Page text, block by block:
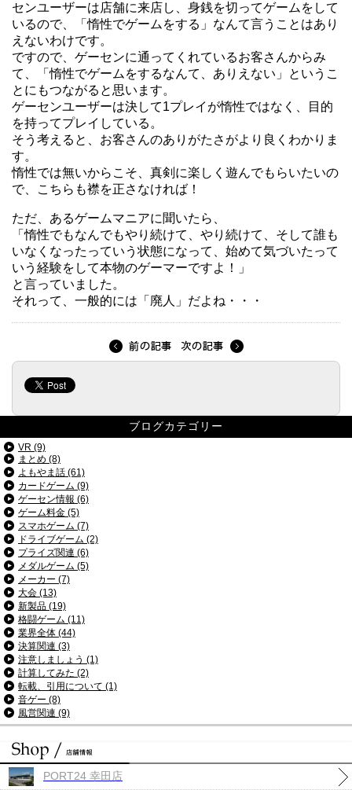
センユーザーは店舗に来店し、身銭を切ってゲームをして
いるので、「惰性でゲームをする」なんて言うことはあり
えないわけです。
ですので、ゲーセンに通ってくれているお客さんからみ
て、「惰性でゲームをするなんて、ありえない」というこ
とにもつながると思います。
ゲーセンユーザーは決して1プレイが惰性ではなく、目的
を持ってプレイしている。
そう考えると、お客さんのありがたさがより良くわかりま
す。
惰性では無いからこそ、真剣に楽しく遊んでもらいたいの
で、こちらも襟を正さなければ！
ただ、あるゲームマニアに聞いたら、
「惰性でもなんでもやり続けて、やり続けて、そして誰も
いなくなったっていう状態になって、始めて気づいたって
いう経験をして本物のゲーマーですよ！」
と言っていました。
それって、一般的には「廃人」だよね・・・
ブログカテゴリー
VR (9)
まとめ (8)
よもやま話 (61)
カードゲーム (9)
ゲーセン情報 (6)
ゲーム料金 (5)
スマホゲーム (7)
ドライブゲーム (2)
プライズ関連 (6)
メダルゲーム (5)
メーカー (7)
大会 (13)
新製品 (19)
格闘ゲーム (11)
業界全体 (44)
決算関連 (3)
注意しましょう (1)
計算してみた (2)
転載、引用について (1)
音ゲー (8)
風営関連 (9)
PORT24 幸田店